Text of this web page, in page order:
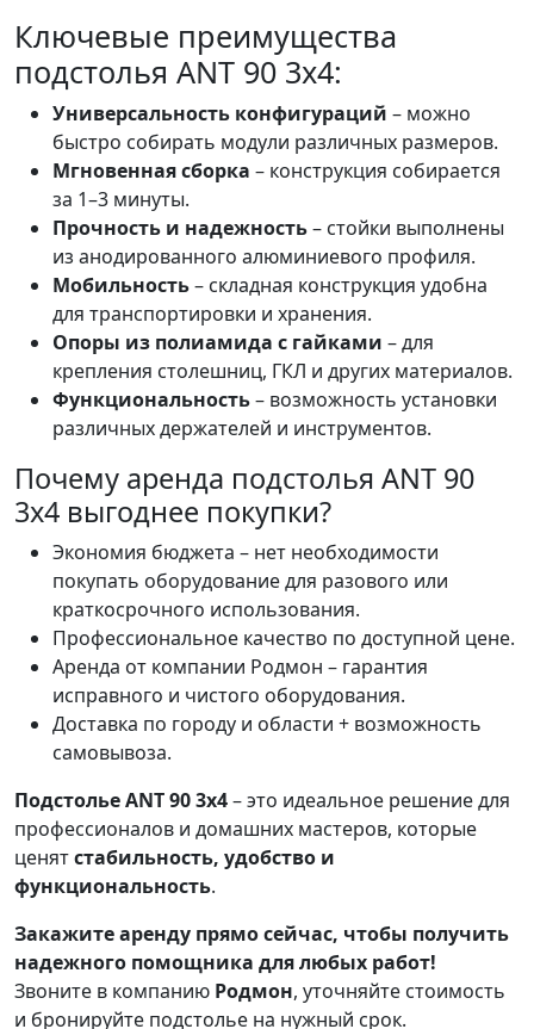
Ключевые преимущества
подстолья ANT 90 3х4:
Универсальность конфигураций – можно
быстро собирать модули различных размеров.
Мгновенная сборка – конструкция собирается
за 1–3 минуты.
Прочность и надежность– стойки выполнены
из анодированного алюминиевого профиля.
Мобильность– складная конструкция удобна
для транспортировки и хранения.
Опоры из полиамида с гайками – для
крепления столешниц, ГКЛ и других материалов.
Функциональность– возможность установки
различных держателей и инструментов.
Почему аренда подстолья ANT 90
3х4 выгоднее покупки?
Экономия бюджета – нет необходимости
покупать оборудование для разового или
краткосрочного использования.
Профессиональное качество по доступной цене.
Аренда от компании Родмон – гарантия
исправного и чистого оборудования.
Доставка по городу и области + возможность
самовывоза.
Подстолье ANT 90 3х4– это идеальное решение для
профессионалов и домашних мастеров, которые
ценятстабильность, удобство и
функциональность.
Закажите аренду прямо сейчас, чтобы получить
надежного помощника для любых работ!
Звоните в компанию Родмон, уточняйте стоимость
и бронируйте подстолье на нужный срок.